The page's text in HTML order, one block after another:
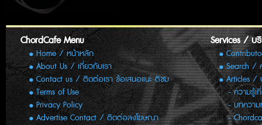
ChordCafe Menu
Home / หน้าหลัก
About Us / เกี่ยวกับเรา
Contact us / ติดต่อเรา ข้อเสนอแนะ ติชม
Terms of Use
Privacy Policy
Advertise Contact / ติดต่อลงโฆษณา
Services / บ
Search /
Articles /
ความรู้
บทความ